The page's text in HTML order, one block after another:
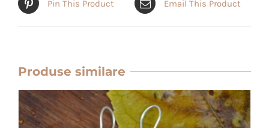
Pin This Product Email This Product
Produse similare